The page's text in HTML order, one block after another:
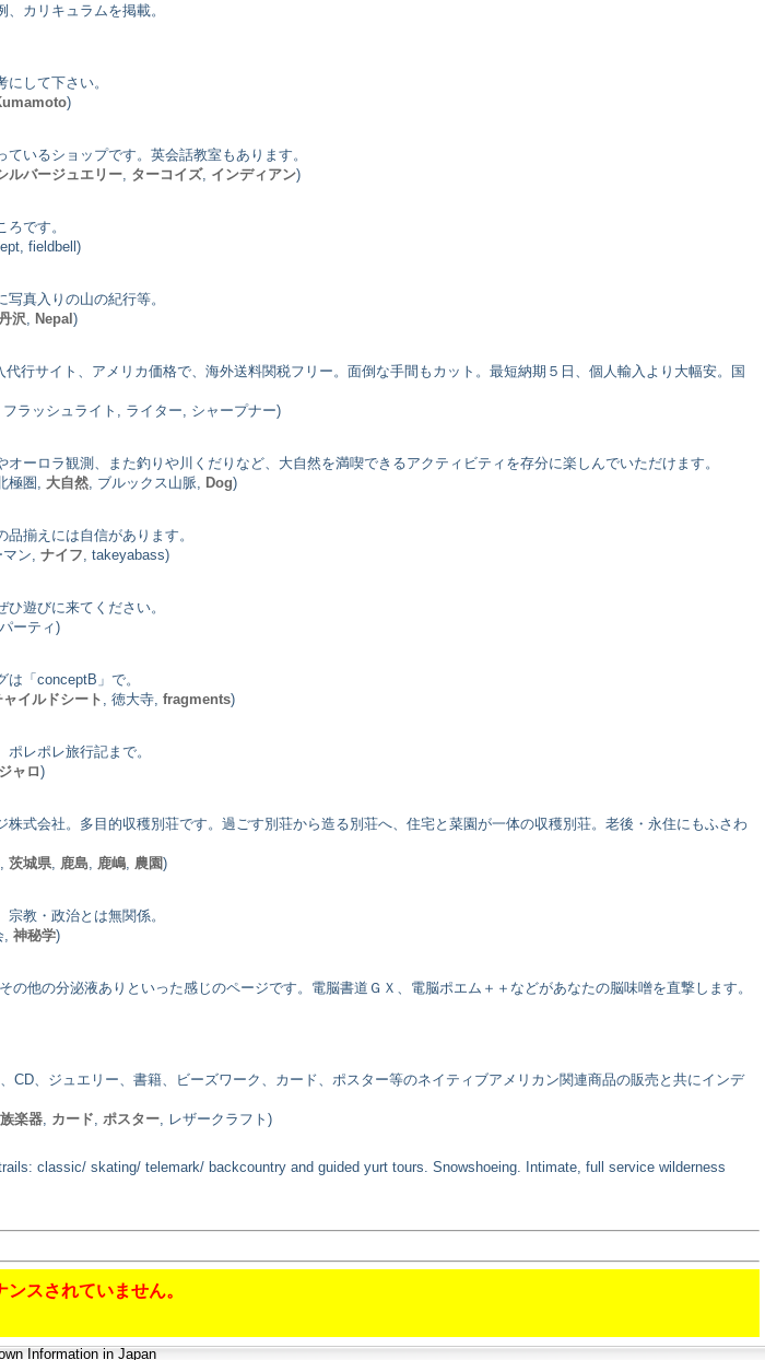
カリキュラムを掲載。
して下さい。
)
いるショップです。英会話教室もあります。
ルバージュエリー ターコイズ, インディアン)
です。
fieldbell)
真入りの山の紀行等。
沢 Nepal )
行サイト、アメリカ価格で、海外送料関税フリー。面倒な手間もカット。最短納期５日、個人輸入より大幅安。国
フラッシュライト, ライター, シャープナー)
ーロラ観測、また釣りや川くだりなど、大自然を満喫できるアクティビティを存分に楽しんでいただけます。
極圏, 大自然 , ブルックス山脈, Dog)
揃えには自信があります。
ン, ナイフ , takeyabass)
遊びに来てください。
ーティ)
「conceptB」で。
ャイルドシート , 徳大寺, fragments)
レポレ旅行記まで。
ャロ)
式会社。多目的収穫別荘です。過ごす別荘から造る別荘へ、住宅と菜園が一体の収穫別荘。老後・永住にもふさわ
茨城県 鹿島 鹿嶋 農園)
教・政治とは無関係。
神秘学)
他の分泌液ありといった感じのページです。電脳書道ＧＸ、電脳ポエム＋＋などがあなたの脳味噌を直撃します。
、ジュエリー、書籍、ビーズワーク、カード、ポスター等のネイティブアメリカン関連商品の販売と共にインデ
楽器 カード ポスター , レザークラフト)
classic/ skating/ telemark/ backcountry and guided yurt tours. Snowshoeing. Intimate, full service wilderness
スされていません。
Information in Japan